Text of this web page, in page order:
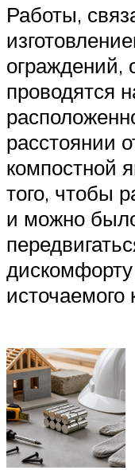
Работы,
ограждений,
проводятся
расстоянии
компостной
того, чтобы
и можно
дискомфорту
источаемого